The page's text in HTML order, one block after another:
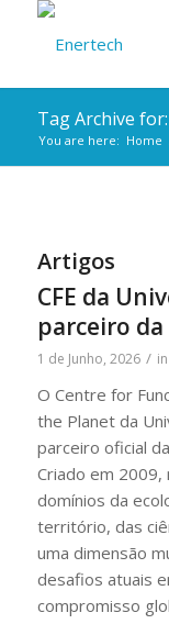
Tag Archive
You are here: Home
Artigos
CFE da
parceiro da
1 de Junho, 2026 / in
O Centre for
the Planet da
parceiro oficial
Criado em
domínios da
território, das
uma dimensão
desafios atuais
compromisso